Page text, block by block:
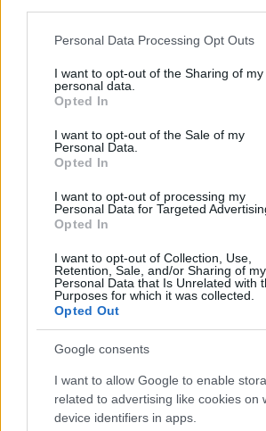
Please note that this website/app uses
not limited to your visit or usage
grant or deny consent to Google and its
use your data for below specified
consent section.
Personal Data Processing Opt Outs
I want to opt-out of the Sharing of my
personal data.
Opted In
I want to opt-out of the Sale of my
Personal Data.
Opted In
I want to opt-out of processing my
Personal Data for Targeted
Opted In
I want to opt-out of Collection, Use,
Retention, Sale, and/or Sharing of my
Personal Data that Is Unrelated with
Purposes for which it was collected.
Opted Out
Google consents
I want to allow Google to enable
related to advertising like cookies on
device identifiers in apps.